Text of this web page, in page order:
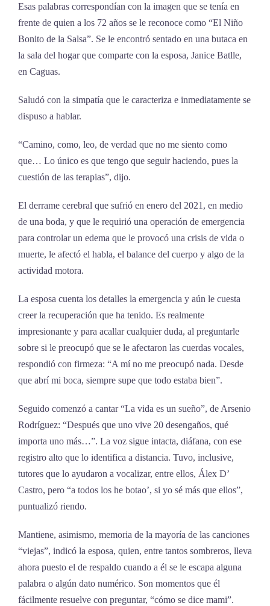
Esas palabras correspondían con la imagen que se tenía en
frente de quien a los 72 años se le reconoce como “El Niño
Bonito de la Salsa”. Se le encontró sentado en una butaca en
la sala del hogar que comparte con la esposa, Janice Batlle,
en Caguas.
Saludó con la simpatía que le caracteriza e inmediatamente se
dispuso a hablar.
“Camino, como, leo, de verdad que no me siento como
que… Lo único es que tengo que seguir haciendo, pues la
cuestión de las terapias”, dijo.
El derrame cerebral que sufrió en enero del 2021, en medio
de una boda, y que le requirió una operación de emergencia
para controlar un edema que le provocó una crisis de vida o
muerte, le afectó el habla, el balance del cuerpo y algo de la
actividad motora.
La esposa cuenta los detalles la emergencia y aún le cuesta
creer la recuperación que ha tenido. Es realmente
impresionante y para acallar cualquier duda, al preguntarle
sobre si le preocupó que se le afectaron las cuerdas vocales,
respondió con firmeza: “A mí no me preocupó nada. Desde
que abrí mi boca, siempre supe que todo estaba bien”.
Seguido comenzó a cantar “La vida es un sueño”, de Arsenio
Rodríguez: “Después que uno vive 20 desengaños, qué
importa uno más…”. La voz sigue intacta, diáfana, con ese
registro alto que lo identifica a distancia. Tuvo, inclusive,
tutores que lo ayudaron a vocalizar, entre ellos, Álex D’
Castro, pero “a todos los he botao’, si yo sé más que ellos”,
puntualizó riendo.
Mantiene, asimismo, memoria de la mayoría de las canciones
“viejas”, indicó la esposa, quien, entre tantos sombreros, lleva
ahora puesto el de respaldo cuando a él se le escapa alguna
palabra o algún dato numérico. Son momentos que él
fácilmente resuelve con preguntar, “cómo se dice mami”.